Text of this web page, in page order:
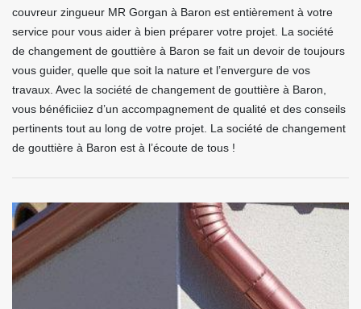
couvreur zingueur MR Gorgan à Baron est entièrement à votre
service pour vous aider à bien préparer votre projet. La société
de changement de gouttière à Baron se fait un devoir de toujours
vous guider, quelle que soit la nature et l’envergure de vos
travaux. Avec la société de changement de gouttière à Baron,
vous bénéficiiez d’un accompagnement de qualité et des conseils
pertinents tout au long de votre projet. La société de changement
de gouttière à Baron est à l’écoute de tous !